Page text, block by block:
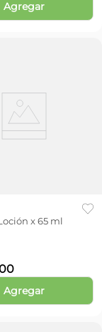
Agregar
x 65 ml
Agregar